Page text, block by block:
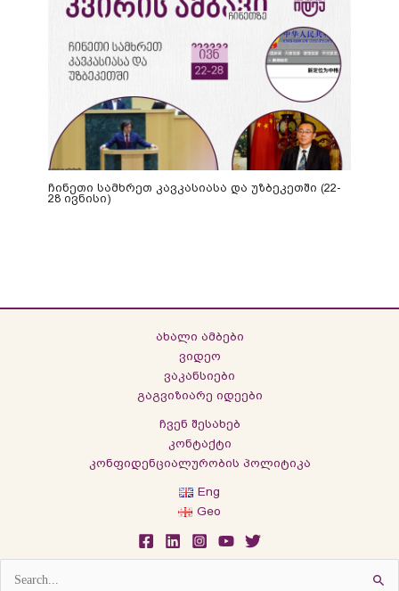
ჩინეთი სამხრეთ კავკასიასა და უზბეკეთში (22-
28 ივნისი)
ახალი ამბები
ვიდეო
ვაკანსიები
გაგვიზიარე იდეები
ჩვენ შესახებ
კონტაქტი
კონფიდენციალურობის პოლიტიკა
Eng
Geo
Search